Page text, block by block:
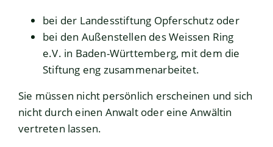
bei der Landesstiftung Opferschutz oder
bei den Außenstellen des Weissen Ring
e.V. in Baden-Württemberg, mit dem die
Stiftung eng zusammenarbeitet.
Sie müssen nicht persönlich erscheinen und sich
nicht durch einen Anwalt oder eine Anwältin
vertreten lassen.